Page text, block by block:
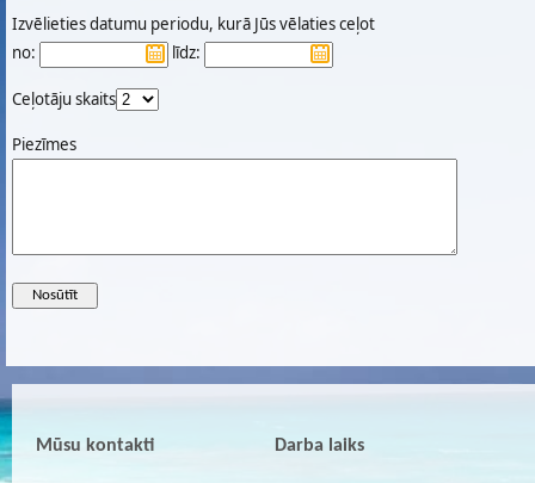
Izvēlieties datumu periodu, kurā Jūs vēlaties ceļot
no:
līdz:
Ceļotāju skaits
Piezīmes
Mūsu kontakti Darba laiks